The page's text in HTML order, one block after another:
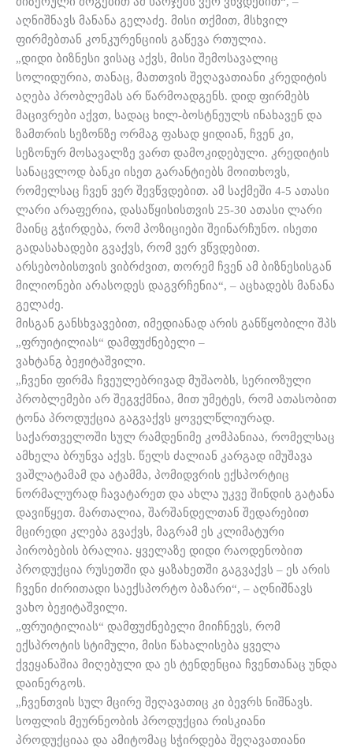
აღნიშნავს მანანა გელაძე. მისი თქმით, მსხვილ
ფირმებთან კონკურენციის გაწევა რთულია.
„დიდი ბიზნესი ვისაც აქვს, მისი შემოსავალიც
სოლიდურია, თანაც, მათთვის შეღავათიანი კრედიტის
აღება პრობლემას არ წარმოადგენს. დიდ ფირმებს
მაცივრები აქვთ, სადაც ხილ-ბოსტნეულს ინახავენ და
ზამთრის სეზონზე ორმაგ ფასად ყიდიან, ჩვენ კი,
სეზონურ მოსავალზე ვართ დამოკიდებული. კრედიტის
სანაცვლოდ ბანკი ისეთ გარანტიებს მოითხოვს,
რომელსაც ჩვენ ვერ შევწვდებით. ამ საქმეში 4-5 ათასი
ლარი არაფერია, დასაწყისისთვის 25-30 ათასი ლარი
მაინც გჭირდება, რომ პოზიციები შეინარჩუნო. ისეთი
გადასახადები გვაქვს, რომ ვერ ვწვდებით.
არსებობისთვის ვიბრძვით, თორემ ჩვენ ამ ბიზნესისგან
მილიონები არასოდეს დაგვრჩენია“, – აცხადებს მანანა
გელაძე.
მისგან განსხვავებით, იმედიანად არის განწყობილი შპს
„ფრუიტილიას“ დამფუძნებელი –
ვახტანგ ბეჟიტაშვილი.
„ჩვენი ფირმა ჩვეულებრივად მუშაობს, სერიოზული
პრობლემები არ შეგვქმნია, მით უმეტეს, რომ ათასობით
ტონა პროდუქცია გაგვაქვს ყოველწლიურად.
საქართველოში სულ რამდენიმე კომპანიაა, რომელსაც
ამხელა ბრუნვა აქვს. წელს ძალიან კარგად იმუშავა
ვაშლატამამ და ატამმა, პომიდვრის ექსპორტიც
ნორმალურად ჩავატარეთ და ახლა უკვე შინდის გატანა
დავიწყეთ. მართალია, შარშანდელთან შედარებით
მცირედი კლება გვაქვს, მაგრამ ეს კლიმატური
პირობების ბრალია. ყველაზე დიდი რაოდენობით
პროდუქცია რუსეთში და ყაზახეთში გაგვაქვს – ეს არის
ჩვენი ძირითადი საექსპორტო ბაზარი“, – აღნიშნავს
ვახო ბეჟიტაშვილი.
„ფრუიტილიას“ დამფუძნებელი მიიჩნევს, რომ
ექსპროტის სტიმული, მისი წახალისება ყველა
ქვეყანაშია მიღებული და ეს ტენდენცია ჩვენთანაც უნდა
დაინერგოს.
„ჩვენთვის სულ მცირე შეღავათიც კი ბევრს ნიშნავს.
სოფლის მეურნეობის პროდუქცია რისკიანი
პროდუქციაა და ამიტომაც სჭირდება შეღავათიანი